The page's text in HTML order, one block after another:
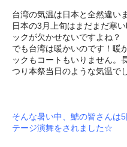
台湾の気温は日本と全然違いま
日本の3月上旬はまだまだ寒
ックが欠かせないですよね？
でも台湾は暖かいのです！暖
ックもコートもいりません。
つり本祭当日のような気温で
そんな暑い中、鯱の皆さんは
テージ演舞をされました☆